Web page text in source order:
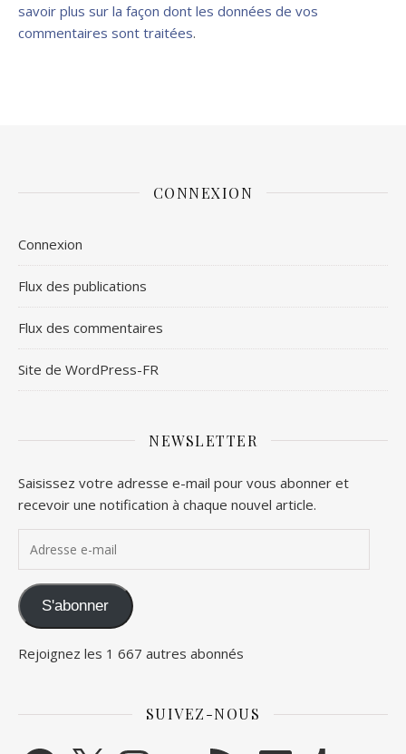
savoir plus sur la façon dont les données de vos
commentaires sont traitées.
CONNEXION
Connexion
Flux des publications
Flux des commentaires
Site de WordPress-FR
NEWSLETTER
Saisissez votre adresse e-mail pour vous abonner et
recevoir une notification à chaque nouvel article.
S'abonner
Rejoignez les 1 667 autres abonnés
SUIVEZ-NOUS
Facebook
X InstagramYouTubeFlux RSSLinkedIn Tumblr